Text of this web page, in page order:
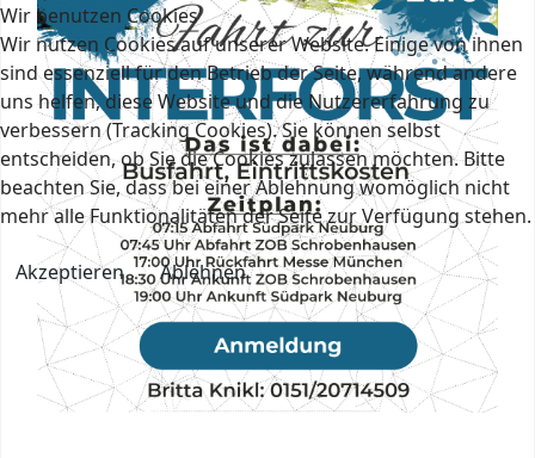
Wir benutzen Cookies
Wir nutzen Cookies auf unserer Website. Einige von ihnen
sind essenziell für den Betrieb der Seite, während andere
uns helfen, diese Website und die Nutzererfahrung zu
verbessern (Tracking Cookies). Sie können selbst
entscheiden, ob Sie die Cookies zulassen möchten. Bitte
beachten Sie, dass bei einer Ablehnung womöglich nicht
mehr alle Funktionalitäten der Seite zur Verfügung stehen.
Akzeptieren Ablehnen